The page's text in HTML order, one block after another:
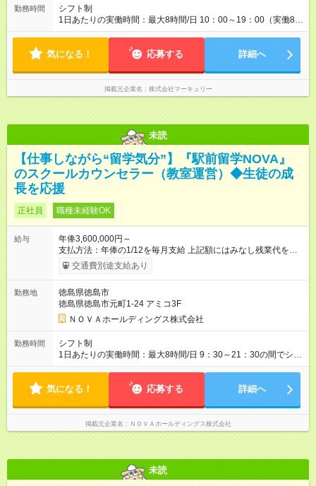
人ひとりの成長や頑張りに対しても しっかり還元をしていく制
度が確立しています！ （※2022年度実績／平均昇給額：5000
態、給与は本採用時と同じです。
勤務時間
シフト制
1日あたりの実働時間：最大8時間/日 10：00～19：00（実働8時
間／休憩1時間） ※勤務地により、異なる場合あり ＼残業は月平
おり、より働きやすい環境になるよう「働き方改革」を推進中
していきたい方、ぜひご応募ください♪
気になる！ 応募する 詳細へ
掲載元企業名 株式会社マーキュリー
未読
【仕事しながら“留学気分”】『駅前留学NOVA』
のスクールカウンセラー（教室運営）◆生徒の成
長を応援
正社員 職種未経験OK
給与
年俸3,600,000円～
支払方法：年俸の1/12を毎月支給 上記額にはみなし残業代を含
みます。※超過分は全額支給いたします。 みなし残業代 30,000
円／月 みなし残業時間 15時間／月 ★頑張りが収入に直結！イン
ど、成果に応じて年2回インセンティブを支給します。一般職の
社員が、半期で20～30万円のインセンティブを手にした実績
も。頑張りが目に見える形で収入に還元されるため、高いモチ
ベーションで仕事に取り組めます。 ★毎月チャンスあり！スピ
ーディな昇格。 ―――――――――――― 年1回の査定に加
え、毎月、現場の管理職が優秀な人材を役員に推薦する制度が
入社2～3年目でサブマネージャーへ、20代で管理職へとキャリ
アアップするケースも珍しくありません。 【試用期間】試用期
間あり 試用期間の長さ：1ヶ月 ※ 雇用形態と給与に、本採用時
と異なる部分があります。 雇用形態：インターンシップ 給与：
時給 1,400円 ～ 1,400円 ※月途中での入社の場合、その月の月
末まではインターンとして勤務になります。
交通費別途支給あり
勤務地
徳島県徳島市
徳島県徳島市元町1-24 アミコ3F
ＮＯＶＡホールディングス株式会社
勤務時間
シフト制
1日あたりの実働時間：最大8時間/日 9：30～21：30の間でシフ
ト制 ［ シフト例 ］ ・平日⇒12：30-21：30 ・土日祝⇒10：00-
―――――――――――― 一校舎を一人で担当する場合も多い
て、明日に備えよう」など、調整しやすい環境です。
気になる！ 応募する 詳細へ
掲載元企業名 ＮＯＶＡホールディングス株式会社
未読